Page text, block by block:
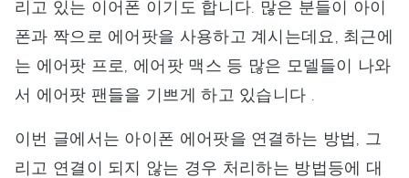
리고 있는 이어폰 이기도 합니다. 많은 분들이 아이
폰과 짝으로 에어팟을 사용하고 계시는데요, 최근에
는 에어팟 프로, 에어팟 맥스 등 많은 모델들이 나와
서 에어팟 팬들을 기쁘게 하고 있습니다 .
이번 글에서는 아이폰 에어팟을 연결하는 방법, 그
리고 연결이 되지 않는 경우 처리하는 방법등에 대